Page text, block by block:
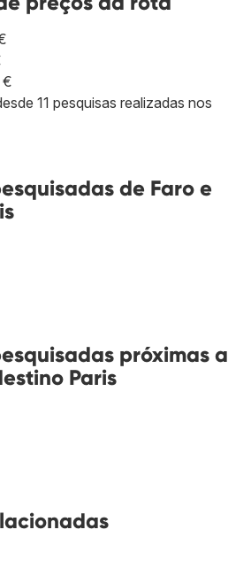
€
11 pesquisas realizadas nos
de Faro e
próximas a
Paris